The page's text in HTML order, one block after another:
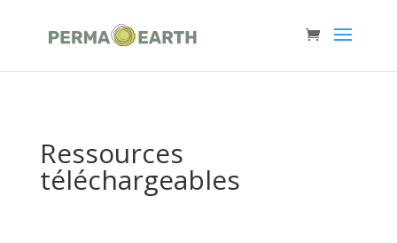
Ressources
téléchargeables